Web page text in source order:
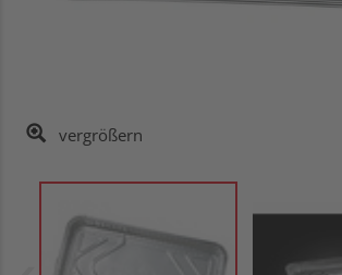
vergrößern